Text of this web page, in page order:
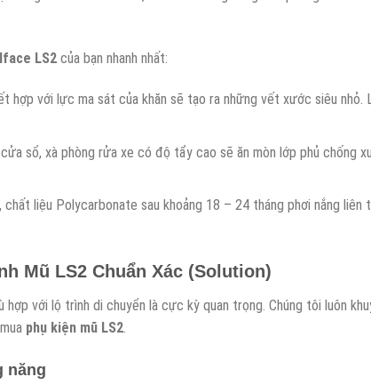
LS2 của bạn nhanh nhất:
hợp với lực ma sát của khăn sẽ tạo ra những vết xước siêu nhỏ.
sổ, xà phòng rửa xe có độ tẩy cao sẽ ăn mòn lớp phủ chống
chất liệu Polycarbonate sau khoảng 18 – 24 tháng phơi nắng liên
Mũ LS2 Chuẩn Xác (Solution)
với lộ trình di chuyển là cực kỳ quan trọng. Chúng tôi luôn
phụ kiện mũ LS2.
năng